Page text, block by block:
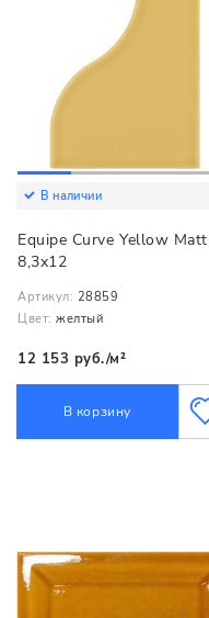
В наличии
Equipe Curve Yellow Matt
8,3x12
Артикул: 28859
Цвет: желтый
12 153 руб./м²
В корзину